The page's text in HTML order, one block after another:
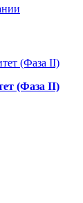
(Фаза II)